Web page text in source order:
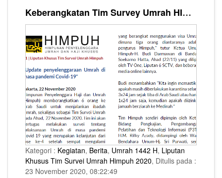
Keberangkatan Tim Survey Umrah HIMPUH
Kategori : Kegiatan, Berita, Umrah 1442 H, Liputan
Khusus Tim Survei Umrah Himpuh 2020, Ditulis pada :
23 November 2020, 08:22:49